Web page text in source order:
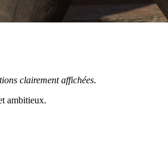
clairement affichées.
ambitieux.